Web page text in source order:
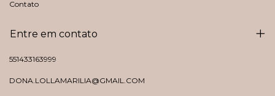
Contato
Entre em contato
551433163999
DONA.LOLLAMARILIA@GMAIL.COM